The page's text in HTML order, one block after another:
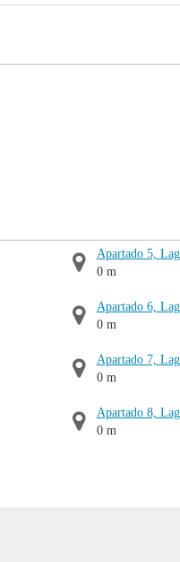
Apartado 5,
0 m
Apartado 6,
0 m
Apartado 7,
0 m
Apartado 8,
0 m